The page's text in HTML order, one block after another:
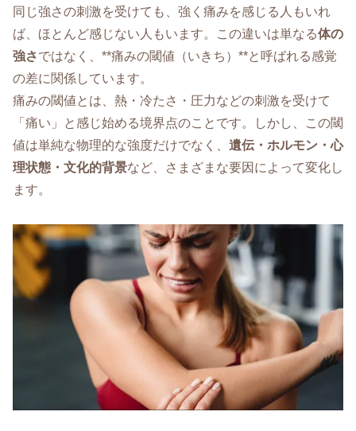
同じ強さの刺激を受けても、強く痛みを感じる人もいれ
ば、ほとんど感じない人もいます。この違いは単なる体の
強さではなく、**痛みの閾値（いきち）**と呼ばれる感覚
の差に関係しています。
痛みの閾値とは、熱・冷たさ・圧力などの刺激を受けて
「痛い」と感じ始める境界点のことです。しかし、この閾
値は単純な物理的な強度だけでなく、 遺伝・ホルモン・心
理状態・文化的背景など、さまざまな要因によって変化し
ます。